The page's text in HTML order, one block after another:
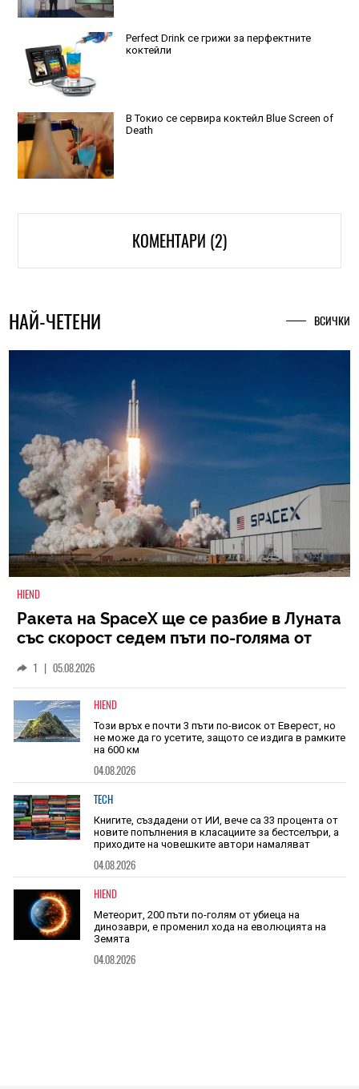
Perfect Drink се грижи за перфектните
коктейли
В Токио се сервира коктейл Blue Screen of
Death
КОМЕНТАРИ (2)
НАЙ-ЧЕТЕНИ ВСИЧКИ
HIEND
Ракета на SpaceX ще се разбие в Луната
със скорост седем пъти по-голяма от
1 | 05.08.2026
HIEND
Този връх е почти 3 пъти по-висок от Еверест, но
не може да го усетите, защото се издига в рамките
на 600 км
04.08.2026
TECH
Книгите, създадени от ИИ, вече са 33 процента от
новите попълнения в класациите за бестселъри, а
приходите на човешките автори намаляват
04.08.2026
HIEND
Метеорит, 200 пъти по-голям от убиеца на
динозаври, е променил хода на еволюцията на
Земята
04.08.2026